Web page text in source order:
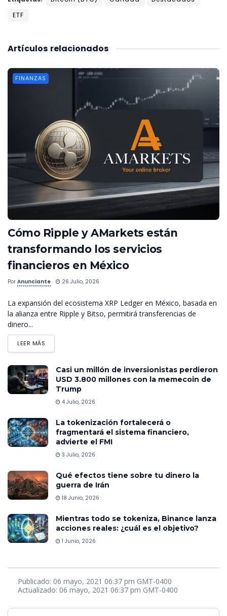
ETF
relacionados
Artículos
FINANZAS
Cómo Ripple y AMarkets están
transformando los servicios
financieros en México
Por Anunciante 26 Julio, 2026
La expansión del ecosistema XRP Ledger en México, basada en
la alianza entre Ripple y Bitso, permitirá transferencias de
dinero...
LEER MÁS
Casi un millón de inversionistas perdieron
USD 3.800 millones con la memecoin de
Trump
4 Julio, 2026
La tokenización fortalecerá o
fragmentará el sistema financiero,
advierte el FMI
3 Julio, 2026
Qué efectos tiene sobre tu dinero la
guerra de Irán
18 Junio, 2026
Mientras todo se tokeniza, Binance lanza
acciones reales: ¿cuál es el objetivo?
1 Junio, 2026
Publicado: 06 mayo, 2021 06:37 pm GMT-0400
Actualizado: 06 mayo, 2021 06:37 pm GMT-0400